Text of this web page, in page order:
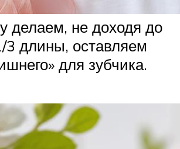
делаем, не доходя до
3 длины, оставляем
для зубчика.